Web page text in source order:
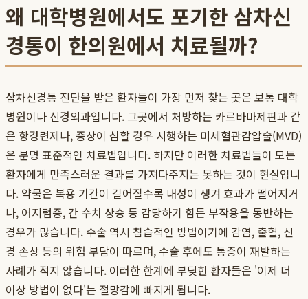
왜 대학병원에서도 포기한 삼차신
경통이 한의원에서 치료될까?
삼차신경통 진단을 받은 환자들이 가장 먼저 찾는 곳은 보통 대학
병원이나 신경외과입니다. 그곳에서 처방하는 카르바마제핀과 같
은 항경련제나, 증상이 심할 경우 시행하는 미세혈관감압술(MVD)
은 분명 표준적인 치료법입니다. 하지만 이러한 치료법들이 모든
환자에게 만족스러운 결과를 가져다주지는 못하는 것이 현실입니
다. 약물은 복용 기간이 길어질수록 내성이 생겨 효과가 떨어지거
나, 어지럼증, 간 수치 상승 등 감당하기 힘든 부작용을 동반하는
경우가 많습니다. 수술 역시 침습적인 방법이기에 감염, 출혈, 신
경 손상 등의 위험 부담이 따르며, 수술 후에도 통증이 재발하는
사례가 적지 않습니다. 이러한 한계에 부딪힌 환자들은 '이제 더
이상 방법이 없다'는 절망감에 빠지게 됩니다.